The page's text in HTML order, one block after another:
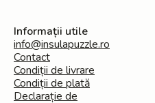
Informații utile
info@insulapuzzle.ro
Contact
Condiții de livrare
Condiții de plată
Declarație de